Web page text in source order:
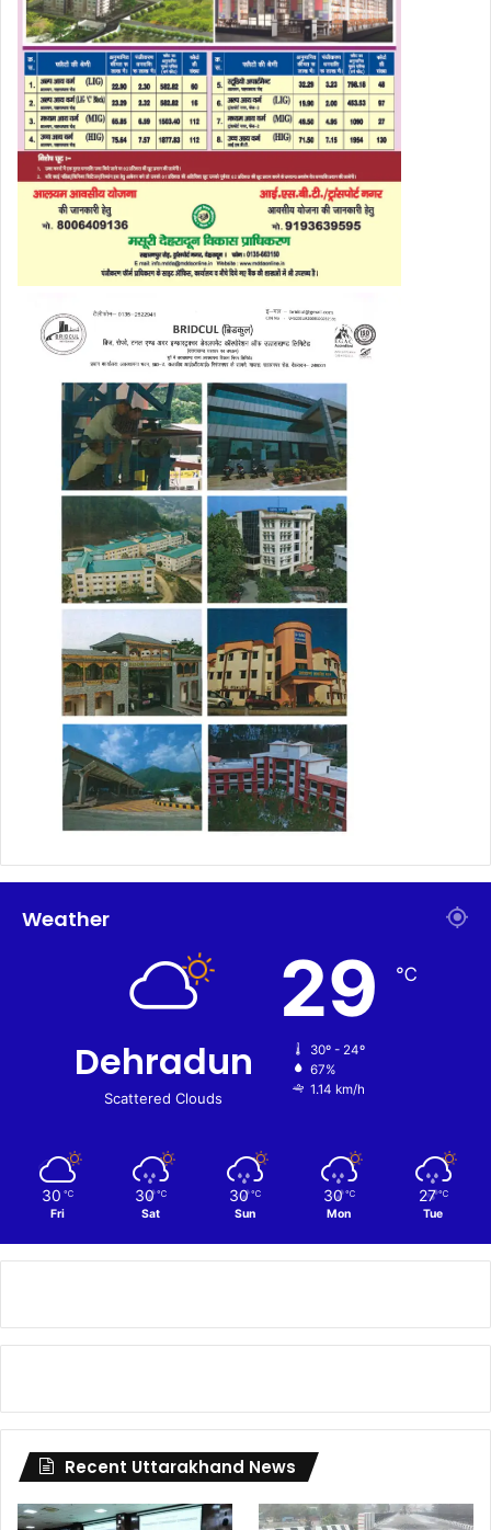
Weather
Dehradun
Scattered Clouds
29 ℃
30º - 24º
67%
1.14 km/h
30 ℃
Fri
30 ℃
Sat
30 ℃
Sun
30 ℃
Mon
27 ℃
Tue
Recent Uttarakhand News